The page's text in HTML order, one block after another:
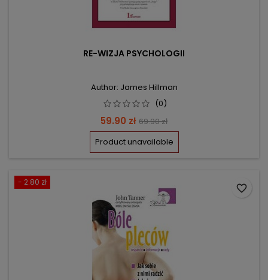
RE-WIZJA PSYCHOLOGII
Author: James Hillman
(0)
Price
59.90 zł Regular
price
69.90 zł
Product unavailable
- 2.80 zł
favorite_border